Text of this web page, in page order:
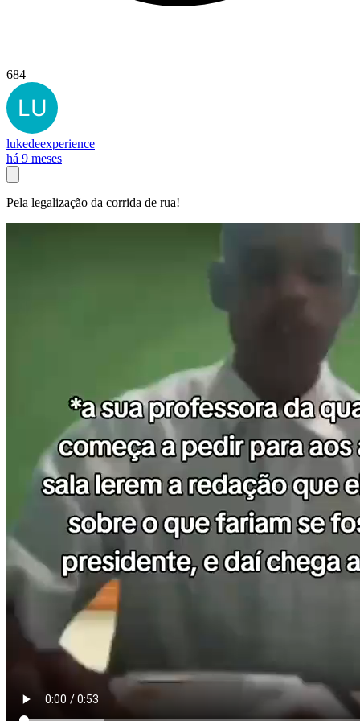
684
lukedeexperience
há 9 meses
Pela legalização da corrida de rua!